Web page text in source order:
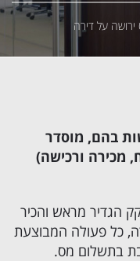
ירושה על דירה
בהם, מוסדר
מכירה ורכישה)
הגדיר מראש והכיר
כל פעולה המבוצעת
בתשלום מס.